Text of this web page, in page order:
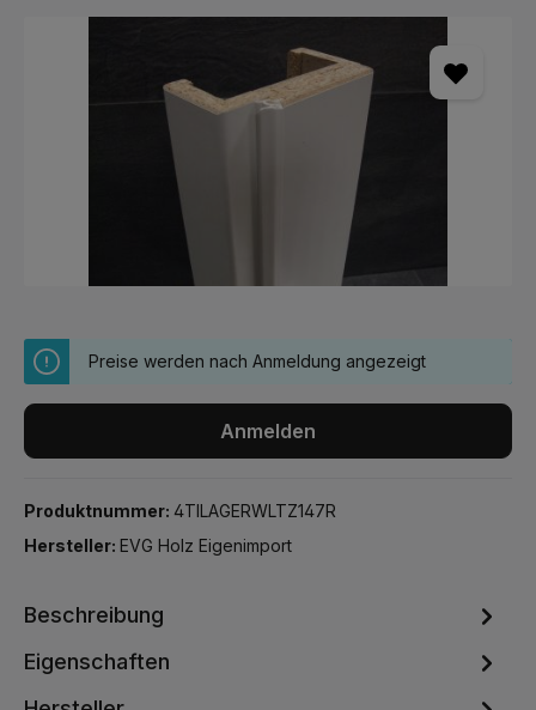
Preise werden nach Anmeldung angezeigt
Anmelden
Produktnummer: 4TILAGERWLTZ147R
Hersteller: EVG Holz Eigenimport
Beschreibung
Eigenschaften